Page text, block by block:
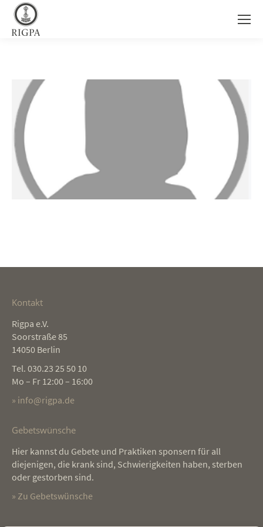
Kontakt
Rigpa e.V.
Soorstraße 85
14050 Berlin
Tel. 030.23 25 50 10
Mo – Fr 12:00 – 16:00
» info@rigpa.de
Gebetswünsche
Hier kannst du Gebete und Praktiken sponsern für all
diejenigen, die krank sind, Schwierigkeiten haben, sterben
oder gestorben sind.
» Zu Gebetswünsche